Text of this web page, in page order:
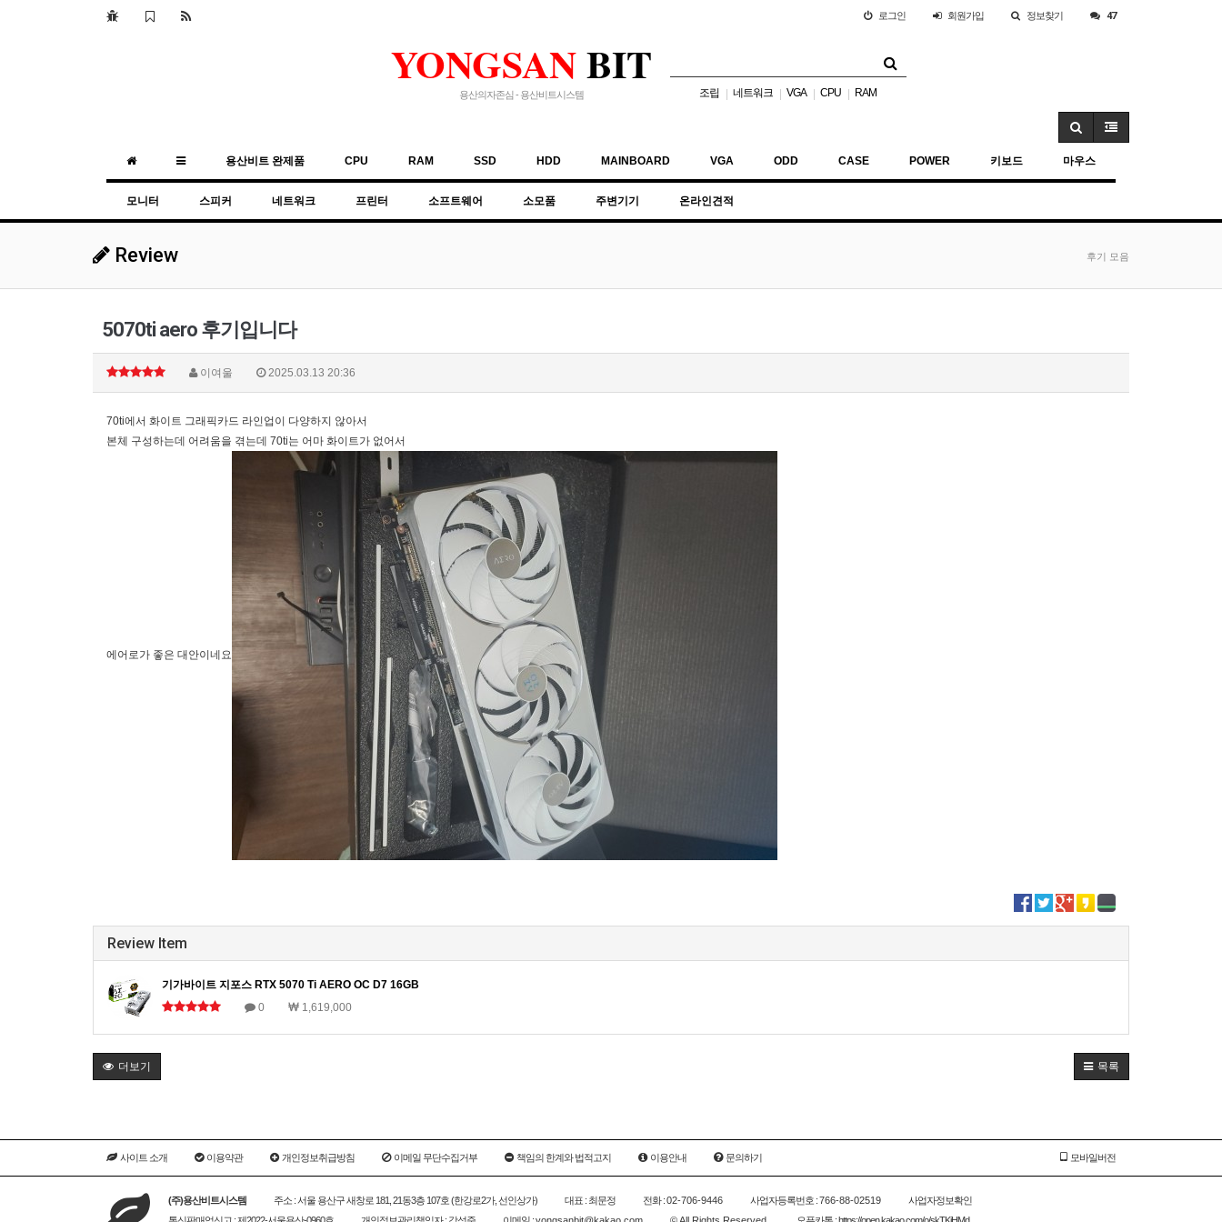
로그인 회원가입 정보찾기 47
YONGSANBIT
용산의자존심 - 용산비트시스템 조립 | 네트워크 | VGA | CPU | RAM
용산비트 완제품 CPU RAM SSD HDD MAINBOARD VGA ODD CASE POWER 키보드 마우스
모니터 스피커 네트워크 프린터 소프트웨어 소모품 주변기기 온라인견적
Review 후기 모음
5070ti aero 후기입니다
이여울 2025.03.13 20:36
70ti에서 화이트 그래픽카드 라인업이 다양하지 않아서
본체 구성하는데 어려움을 겪는데 70ti는 어마 화이트가 없어서
에어로가 좋은 대안이네요
Review Item
기가바이트 지포스 RTX 5070 Ti AERO OC D7 16GB
0
1,619,000
더보기 목록
사이트 소개 이용약관 개인정보취급방침 이메일 무단수집거부 책임의 한계와 법적고지 이용안내 문의하기 모바일버전
(주)용산비트시스템 주소 : 서울 용산구 새창로 181, 21동3층 107호 (한강로2가, 선인상가) 대표 : 최문정 전화 :02-706-9446 사업자등록번호 :766-88-02519
사업자정보확인